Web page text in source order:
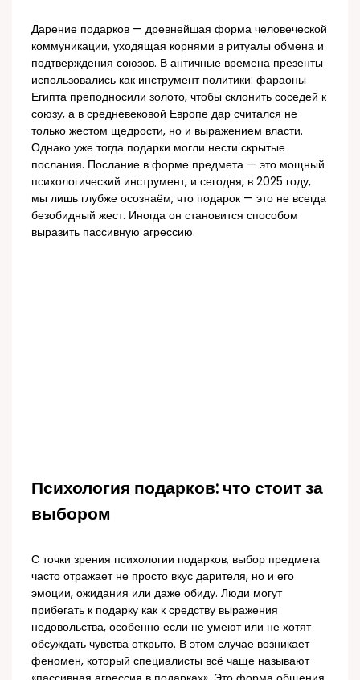
Дарение подарков — древнейшая форма человеческой
коммуникации, уходящая корнями в ритуалы обмена и
подтверждения союзов. В античные времена презенты
использовались как инструмент политики: фараоны
Египта преподносили золото, чтобы склонить соседей к
союзу, а в средневековой Европе дар считался не
только жестом щедрости, но и выражением власти.
Однако уже тогда подарки могли нести скрытые
послания. Послание в форме предмета — это мощный
психологический инструмент, и сегодня, в 2025 году,
мы лишь глубже осознаём, что подарок — это не всегда
безобидный жест. Иногда он становится способом
выразить пассивную агрессию.
Психология подарков: что стоит за
выбором
С точки зрения психологии подарков, выбор предмета
часто отражает не просто вкус дарителя, но и его
эмоции, ожидания или даже обиду. Люди могут
прибегать к подарку как к средству выражения
недовольства, особенно если не умеют или не хотят
обсуждать чувства открыто. В этом случае возникает
феномен, который специалисты всё чаще называют